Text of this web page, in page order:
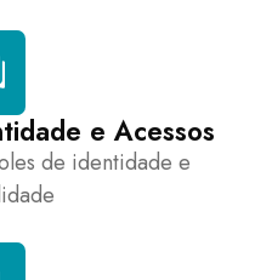
e Acessos
de identidade e